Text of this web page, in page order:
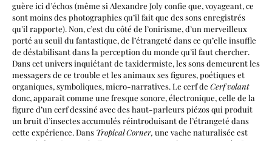
guère ici d’échos (même si Alexandre Joly confie que, voyageant, ce
sont moins des photographies qu’il fait que des sons enregistrés
qu’il rapporte). Non, c’est du côté de l’onirisme, d’un merveilleux
porté au seuil du fantastique, de l’étrangeté dans ce qu’elle insuffle
de déstabilisant dans la perception du monde qu’il faut chercher.
Dans cet univers inquiétant de taxidermiste, les sons demeurent les
messagers de ce trouble et les animaux ses figures, poétiques et
organiques, symboliques, micro-narratives. Le cerf de Cerf volant
donc, apparaît comme une fresque sonore, électronique, celle de la
figure d’un cerf dessiné avec des haut-parleurs piézos qui produit
un bruit d’insectes accumulés réintroduisant de l’étrangeté dans
cette expérience. Dans Tropical Corner, une vache naturalisée est